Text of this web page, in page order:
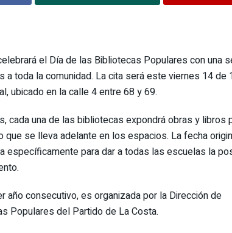
el Día de las Bibliotecas Populares con una
toda la comunidad. La cita será este viernes 14 de
ubicado en la calle 4 entre 68 y 69.
cada una de las bibliotecas expondrá obras y libros
se lleva adelante en los espacios. La fecha
específicamente para dar a todas las escuelas la
consecutivo, es organizada por la Dirección de
Populares del Partido de La Costa.